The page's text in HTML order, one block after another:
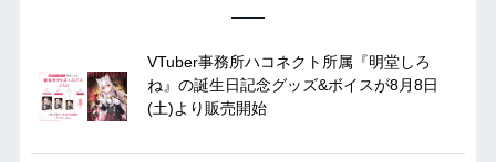
VTuber事務所ハコネクト所属『明堂しろ
ね』の誕生日記念グッズ&ボイスが8月8日
(土)より販売開始